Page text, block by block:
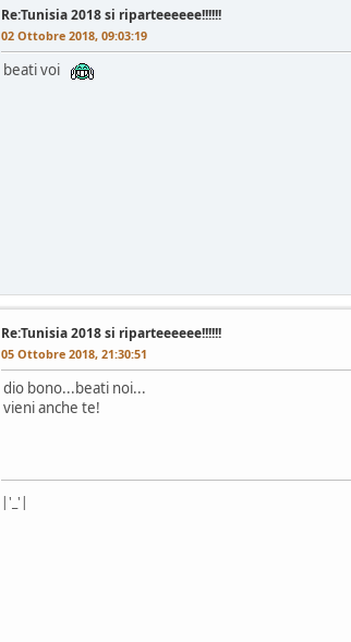
Re:Tunisia 2018 si riparteeeeee!!!!!!
02 Ottobre 2018, 09:03:19
beati voi
Re:Tunisia 2018 si riparteeeeee!!!!!!
05 Ottobre 2018, 21:30:51
dio bono...beati noi...
vieni anche te!
|'_'|